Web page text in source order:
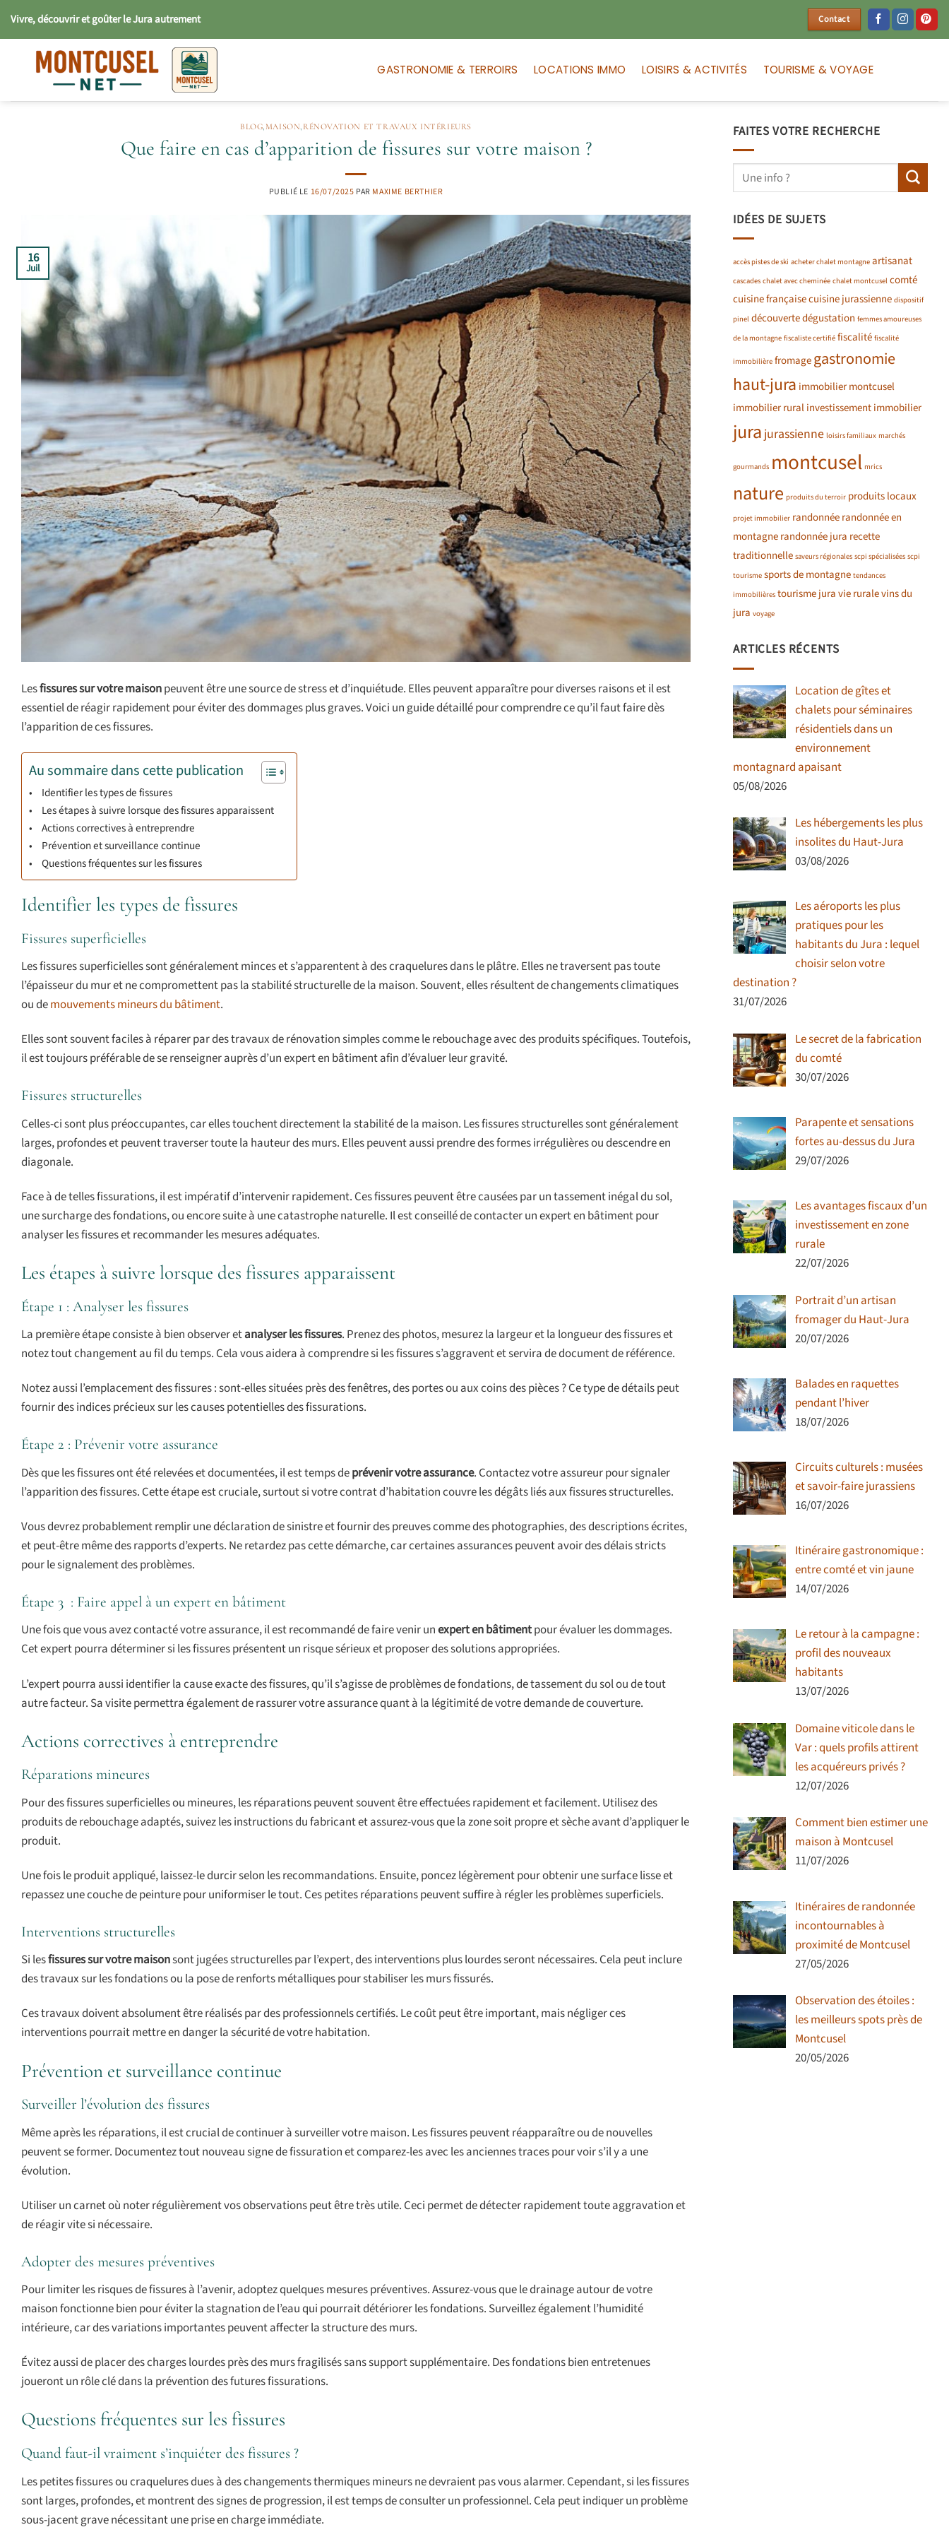
contenu
Vivre, découvrir et goûter le Jura autrement Contact
GASTRONOMIE & TERROIRS LOCATIONS IMMO LOISIRS & ACTIVITÉS TOURISME & VOYAGE
BLOG, MAISON, RÉNOVATION ET TRAVAUX INTÉRIEURS
Que faire en cas d’apparition de fissures sur votre maison ?
PUBLIÉ LE 16/07/2025 PAR MAXIME BERTHIER
16
Juil
Lesfissures sur votre maisonpeuvent être une source de stress et d’inquiétude. Elles peuvent apparaître pour diverses raisons et il est
essentiel de réagir rapidement pour éviter des dommages plus graves. Voici un guide détaillé pour comprendre ce qu’il faut faire dès
l’apparition de ces fissures.
Au sommaire dans cette publication
Identifier les types de fissures
Les étapes à suivre lorsque des fissures apparaissent
Actions correctives à entreprendre
Prévention et surveillance continue
Questions fréquentes sur les fissures
Identifier les types de fissures
Fissures superficielles
Les fissures superficielles sont généralement minces et s’apparentent à des craquelures dans le plâtre. Elles ne traversent pas toute
l’épaisseur du mur et ne compromettent pas la stabilité structurelle de la maison. Souvent, elles résultent de changements climatiques
ou demouvements mineurs du bâtiment.
Elles sont souvent faciles à réparer par des travaux de rénovation simples comme le rebouchage avec des produits spécifiques. Toutefois,
il est toujours préférable de se renseigner auprès d’un expert en bâtiment afin d’évaluer leur gravité.
Fissures structurelles
Celles-ci sont plus préoccupantes, car elles touchent directement la stabilité de la maison. Les fissures structurelles sont généralement
larges, profondes et peuvent traverser toute la hauteur des murs. Elles peuvent aussi prendre des formes irrégulières ou descendre en
diagonale.
Face à de telles fissurations, il est impératif d’intervenir rapidement. Ces fissures peuvent être causées par un tassement inégal du sol,
une surcharge des fondations, ou encore suite à une catastrophe naturelle. Il est conseillé de contacter un expert en bâtiment pour
analyser les fissures et recommander les mesures adéquates.
Les étapes à suivre lorsque des fissures apparaissent
Étape 1 : Analyser les fissures
La première étape consiste à bien observer etanalyser les fissures. Prenez des photos, mesurez la largeur et la longueur des fissures et
notez tout changement au fil du temps. Cela vous aidera à comprendre si les fissures s’aggravent et servira de document de référence.
Notez aussi l’emplacement des fissures : sont-elles situées près des fenêtres, des portes ou aux coins des pièces ? Ce type de détails peut
fournir des indices précieux sur les causes potentielles des fissurations.
Étape 2 : Prévenir votre assurance
Dès que les fissures ont été relevées et documentées, il est temps deprévenir votre assurance. Contactez votre assureur pour signaler
l’apparition des fissures. Cette étape est cruciale, surtout si votre contrat d’habitation couvre les dégâts liés aux fissures structurelles.
Vous devrez probablement remplir une déclaration de sinistre et fournir des preuves comme des photographies, des descriptions écrites,
et peut-être même des rapports d’experts. Ne retardez pas cette démarche, car certaines assurances peuvent avoir des délais stricts
pour le signalement des problèmes.
Étape 3 : Faire appel à un expert en bâtiment
Une fois que vous avez contacté votre assurance, il est recommandé de faire venir unexpert en bâtimentpour évaluer les dommages.
Cet expert pourra déterminer si les fissures présentent un risque sérieux et proposer des solutions appropriées.
L’expert pourra aussi identifier la cause exacte des fissures, qu’il s’agisse de problèmes de fondations, de tassement du sol ou de tout
autre facteur. Sa visite permettra également de rassurer votre assurance quant à la légitimité de votre demande de couverture.
Actions correctives à entreprendre
Réparations mineures
Pour des fissures superficielles ou mineures, les réparations peuvent souvent être effectuées rapidement et facilement. Utilisez des
produits de rebouchage adaptés, suivez les instructions du fabricant et assurez-vous que la zone soit propre et sèche avant d’appliquer le
produit.
Une fois le produit appliqué, laissez-le durcir selon les recommandations. Ensuite, poncez légèrement pour obtenir une surface lisse et
repassez une couche de peinture pour uniformiser le tout. Ces petites réparations peuvent suffire à régler les problèmes superficiels.
Interventions structurelles
Si lesfissures sur votre maisonsont jugées structurelles par l’expert, des interventions plus lourdes seront nécessaires. Cela peut inclure
des travaux sur les fondations ou la pose de renforts métalliques pour stabiliser les murs fissurés.
Ces travaux doivent absolument être réalisés par des professionnels certifiés. Le coût peut être important, mais négliger ces
interventions pourrait mettre en danger la sécurité de votre habitation.
Prévention et surveillance continue
Surveiller l’évolution des fissures
Même après les réparations, il est crucial de continuer à surveiller votre maison. Les fissures peuvent réapparaître ou de nouvelles
peuvent se former. Documentez tout nouveau signe de fissuration et comparez-les avec les anciennes traces pour voir s’il y a une
évolution.
Utiliser un carnet où noter régulièrement vos observations peut être très utile. Ceci permet de détecter rapidement toute aggravation et
de réagir vite si nécessaire.
Adopter des mesures préventives
Pour limiter les risques de fissures à l’avenir, adoptez quelques mesures préventives. Assurez-vous que le drainage autour de votre
maison fonctionne bien pour éviter la stagnation de l’eau qui pourrait détériorer les fondations. Surveillez également l’humidité
intérieure, car des variations importantes peuvent affecter la structure des murs.
Évitez aussi de placer des charges lourdes près des murs fragilisés sans support supplémentaire. Des fondations bien entretenues
joueront un rôle clé dans la prévention des futures fissurations.
Questions fréquentes sur les fissures
Quand faut-il vraiment s’inquiéter des fissures ?
Les petites fissures ou craquelures dues à des changements thermiques mineurs ne devraient pas vous alarmer. Cependant, si les fissures
sont larges, profondes, et montrent des signes de progression, il est temps de consulter un professionnel. Cela peut indiquer un problème
sous-jacent grave nécessitant une prise en charge immédiate.
FAITES VOTRE RECHERCHE
IDÉES DE SUJETS
accès pistes de ski acheter chalet montagne artisanat
cascades chalet avec cheminée chalet montcusel comté
cuisine françaisecuisine jurassienne dispositif
pinel découvertedégustation femmes amoureuses
de la montagne fiscaliste certifié fiscalité fiscalité
immobilière fromagegastronomie
haut-jura immobilier montcusel
immobilier ruralinvestissement immobilier
jura jurassienne loisirs familiaux marchés
gourmands montcusel mrics
nature produits du terroir produits locaux
projet immobilier randonnéerandonnée en
montagnerandonnée jura recette
traditionnelle saveurs régionales scpi spécialisées scpi
tourisme sports de montagne tendances
immobilières tourisme juravie ruralevins du
jura voyage
ARTICLES RÉCENTS
Location de gîtes et
chalets pour séminaires
résidentiels dans un
environnement
montagnard apaisant
05/08/2026
Les hébergements les plus
insolites du Haut-Jura
03/08/2026
Les aéroports les plus
pratiques pour les
habitants du Jura : lequel
choisir selon votre
destination ?
31/07/2026
Le secret de la fabrication
du comté
30/07/2026
Parapente et sensations
fortes au-dessus du Jura
29/07/2026
Les avantages fiscaux d’un
investissement en zone
rurale
22/07/2026
Portrait d’un artisan
fromager du Haut-Jura
20/07/2026
Balades en raquettes
pendant l’hiver
18/07/2026
Circuits culturels : musées
et savoir-faire jurassiens
16/07/2026
Itinéraire gastronomique :
entre comté et vin jaune
14/07/2026
Le retour à la campagne :
profil des nouveaux
habitants
13/07/2026
Domaine viticole dans le
Var : quels profils attirent
les acquéreurs privés ?
12/07/2026
Comment bien estimer une
maison à Montcusel
11/07/2026
Itinéraires de randonnée
incontournables à
proximité de Montcusel
27/05/2026
Observation des étoiles :
les meilleurs spots près de
Montcusel
20/05/2026